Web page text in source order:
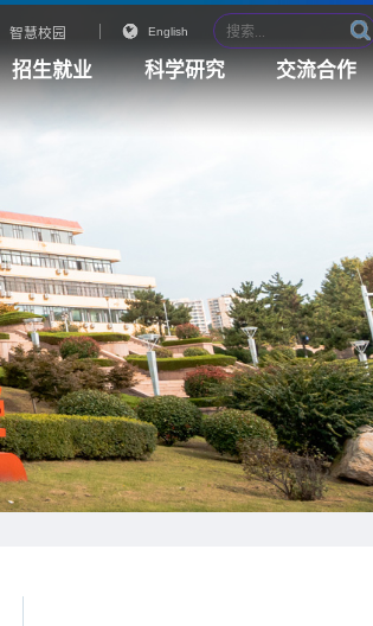
智慧校园 English
招生就业 科学研究 交流合作